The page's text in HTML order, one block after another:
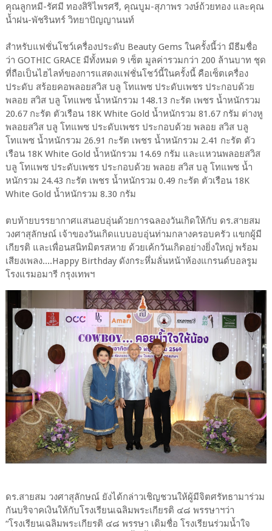
คุณลูกหมี-รัศมี ทองสิริไพรศรี, คุณบูม-สุภาพร วงษ์ถ้วยทอง และคุณ
น้ำฝน-พัชรินทร์ วิทยาปัญญานนท์
สำหรับแฟชั่นโชว์เครื่องประดับ Beauty Gems ในครั้งนี้ว่า มีธีมชื่อ
ว่า GOTHIC GRACE มีทั้งหมด 9 เซ็ต มูลค่ารวมกว่า 200 ล้านบาท ชุด
ที่ถือเป็นไฮไลท์ของการแสดงแฟชั่นโชว์นี้ในครั้งนี้ คือเซ็ตเครื่อง
ประดับ สร้อยคอพลอยสวิส บลู โทแพซ ประดับเพชร ประกอบด้วย
พลอย สวิส บลู โทแพซ น้ำหนักรวม 148.13 กะรัต เพชร น้ำหนักรวม
20.67 กะรัต ตัวเรือน 18K White Gold น้ำหนักรวม 81.67 กรัม ต่างหู
พลอยสวิส บลู โทแพซ ประดับเพชร ประกอบด้วย พลอย สวิส บลู
โทแพซ น้ำหนักรวม 26.91 กะรัต เพชร น้ำหนักรวม 2.41 กะรัต ตัว
เรือน 18K White Gold น้ำหนักรวม 14.69 กรัม และแหวนพลอยสวิส
บลู โทแพซ ประดับเพชร ประกอบด้วย พลอย สวิส บลู โทแพซ น้ำ
หนักรวม 24.43 กะรัต เพชร น้ำหนักรวม 0.49 กะรัต ตัวเรือน 18K
White Gold น้ำหนักรวม 8.30 กรัม
ตบท้ายบรรยากาศแสนอบอุ่นด้วยการฉลองวันเกิดให้กับ ดร.สายสม
วงศาสุลักษณ์ เจ้าของวันเกิดแบบอบอุ่นท่ามกลางครอบครัว แขกผู้มี
เกียรติ และเพื่อนสนิทมิตรสหาย ด้วยเค้กวันเกิดอย่างยิ่งใหญ่ พร้อม
เสียงเพลง....Happy Birthday ดังกระหึ่มลั่นหน้าห้องแกรนด์บอลรูม
โรงแรมอมารี กรุงเทพฯ
ดร.สายสม วงศาสุลักษณ์ ยังได้กล่าวเชิญชวนให้ผู้มีจิตศรัทธามาร่วม
กันบริจาคเงินให้กับโรงเรียนเฉลิมพระเกียรติ ๔๘ พรรษาฯว่า
“โรงเรียนเฉลิมพระเกียรติ ๔๘ พรรษา เดิมชื่อ โรงเรียนร่วมน้ำใจ